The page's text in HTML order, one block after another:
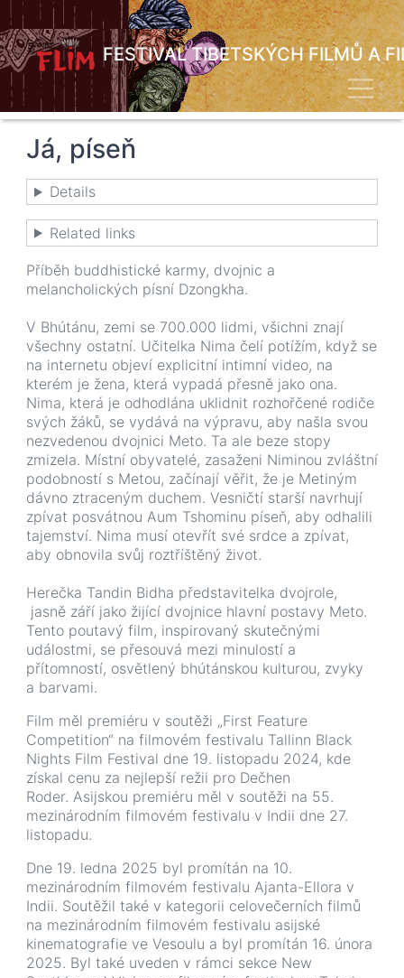
Přejít
k
hlavnímu
obsahu
FESTIVAL TIBETSKÝCH FILMŮ A
Já, píseň
Details
Related links
Příběh buddhistické karmy, dvojnic a
melancholických písní Dzongkha.
V Bhútánu, zemi se 700.000 lidmi, všichni znají
všechny ostatní. Učitelka Nima čelí potížím, když se
na internetu objeví explicitní intimní video, na
kterém je žena, která vypadá přesně jako ona.
Nima, která je odhodlána uklidnit rozhořčené rodiče
svých žáků, se vydává na výpravu, aby našla svou
nezvedenou dvojnici Meto. Ta ale beze stopy
zmizela. Místní obyvatelé, zasaženi Niminou zvláštní
podobností s Metou, začínají věřit, že je Metiným
dávno ztraceným duchem. Vesničtí starší navrhují
zpívat posvátnou Aum Tshominu píseň, aby odhalili
tajemství. Nima musí otevřít své srdce a zpívat,
aby obnovila svůj roztříštěný život.
Herečka Tandin Bidha představitelka dvojrole,
jasně září jako žijící dvojnice hlavní postavy Meto.
Tento poutavý film, inspirovaný skutečnými
událostmi, se přesouvá mezi minulostí a
přítomností, osvětlený bhútánskou kulturou, zvyky
a barvami.
Film měl premiéru v soutěži „First Feature
Competition“ na filmovém festivalu Tallinn Black
Nights Film Festival dne 19. listopadu 2024, kde
získal cenu za nejlepší režii pro Dečhen
Roder. Asijskou premiéru měl v soutěži na 55.
mezinárodním filmovém festivalu v Indii dne 27.
listopadu.
Dne 19. ledna 2025 byl promítán na 10.
mezinárodním filmovém festivalu Ajanta-Ellora v
Indii. Soutěžil také v kategorii celovečerních filmů
na mezinárodním filmovém festivalu asijské
kinematografie ve Vesoulu a byl promítán 16. února
2025. Byl také uveden v rámci sekce New